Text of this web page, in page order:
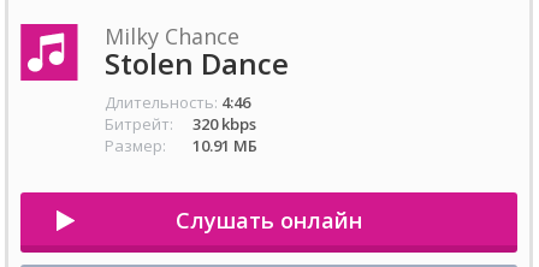
Milky Chance
Stolen Dance
Длительность: 4:46
Битрейт:
320 kbps
Размер:
10.91 МБ
Слушать онлайн